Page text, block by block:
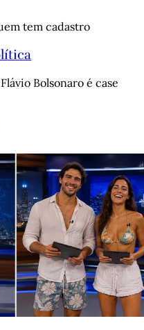
tem cadastro
Bolsonaro é case